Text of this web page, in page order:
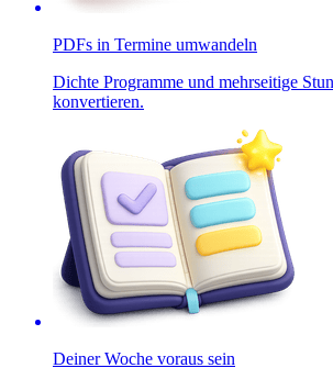
PDFs in Termine umwandeln
Dichte Programme und mehrseitige
konvertieren.
Deiner Woche voraus sein